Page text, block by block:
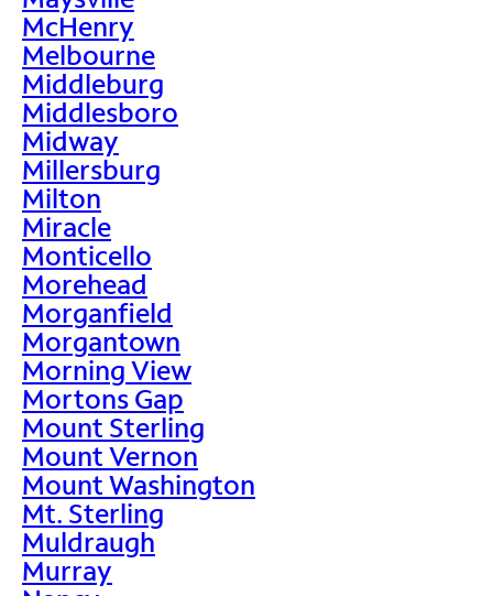
McHenry
Melbourne
Middleburg
Middlesboro
Midway
Millersburg
Milton
Miracle
Monticello
Morehead
Morganfield
Morgantown
Morning View
Mortons Gap
Mount Sterling
Mount Vernon
Mount Washington
Mt. Sterling
Muldraugh
Murray